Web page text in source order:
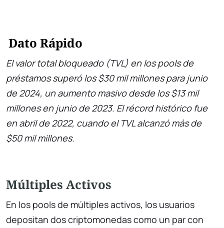
Dato Rápido
El valor total bloqueado (TVL) en los pools de
préstamos superó los $30 mil millones para junio
de 2024, un aumento masivo desde los $13 mil
millones en junio de 2023. El récord histórico fue
en abril de 2022, cuando el TVL alcanzó más de
$50 mil millones.
Múltiples Activos
En los pools de múltiples activos, los usuarios
depositan dos criptomonedas como un par con